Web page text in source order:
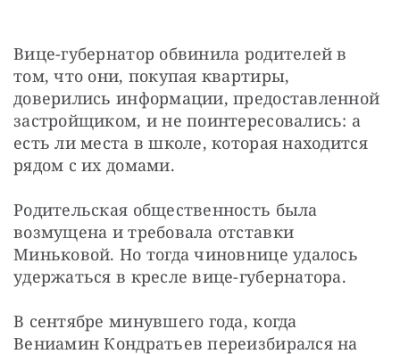
Вице-губернатор обвинила родителей в
том, что они, покупая квартиры,
доверились информации, предоставленной
застройщиком, и не поинтересовались: а
есть ли места в школе, которая находится
рядом с их домами.
Родительская общественность была
возмущена и требовала отставки
Миньковой. Но тогда чиновнице удалось
удержаться в кресле вице-губернатора.
В сентябре минувшего года, когда
Вениамин Кондратьев переизбирался на